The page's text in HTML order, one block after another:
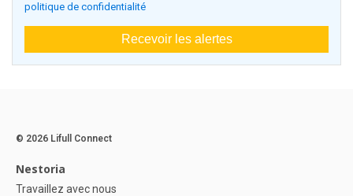
politique de confidentialité
Recevoir les alertes
© 2026 Lifull Connect
Nestoria
Travaillez avec nous